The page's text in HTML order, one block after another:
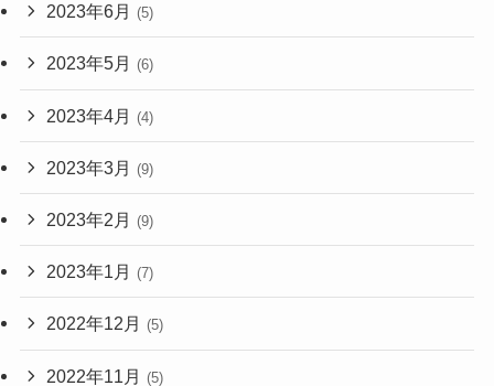
2023年6月 (5)
2023年5月 (6)
2023年4月 (4)
2023年3月 (9)
2023年2月 (9)
2023年1月 (7)
2022年12月 (5)
2022年11月 (5)